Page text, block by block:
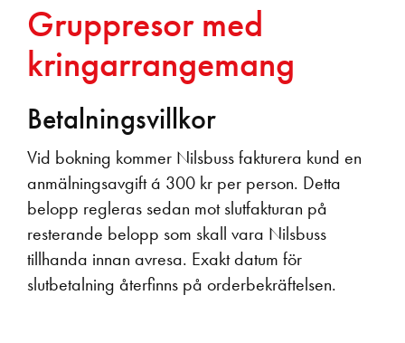
Gruppresor med
kringarrangemang
Betalningsvillkor
Vid bokning kommer Nilsbuss fakturera kund en
anmälningsavgift á 300 kr per person. Detta
belopp regleras sedan mot slutfakturan på
resterande belopp som skall vara Nilsbuss
tillhanda innan avresa. Exakt datum för
slutbetalning återfinns på orderbekräftelsen.